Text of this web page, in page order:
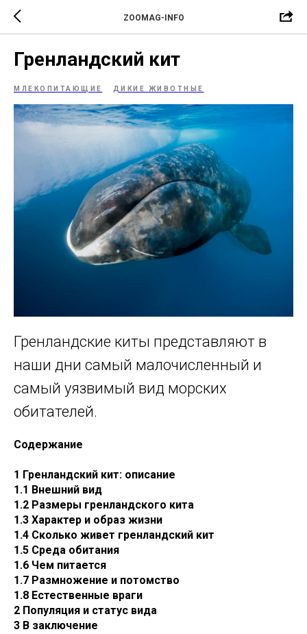
ZOOMAG-INFO
Гренландский кит
МЛЕКОПИТАЮЩИЕ ДИКИЕ ЖИВОТНЫЕ
Гренландские киты представляют в
наши дни самый малочисленный и
самый уязвимый вид морских
обитателей.
Содержание
1 Гренландский кит: описание
1.1 Внешний вид
1.2 Размеры гренландского кита
1.3 Характер и образ жизни
1.4 Сколько живет гренландский кит
1.5 Среда обитания
1.6 Чем питается
1.7 Размножение и потомство
1.8 Естественные враги
2 Популяция и статус вида
3 В заключение